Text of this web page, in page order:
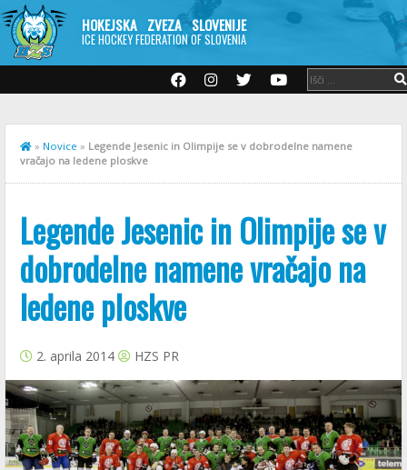
HOKEJSKA ZVEZA SLOVENIJE
ICE HOCKEY FEDERATION OF SLOVENIA
» Novice » Legende Jesenic in Olimpije se v dobrodelne namene
vračajo na ledene ploskve
Legende Jesenic in Olimpije se v
dobrodelne namene vračajo na
ledene ploskve
2. aprila 2014 HZS PR